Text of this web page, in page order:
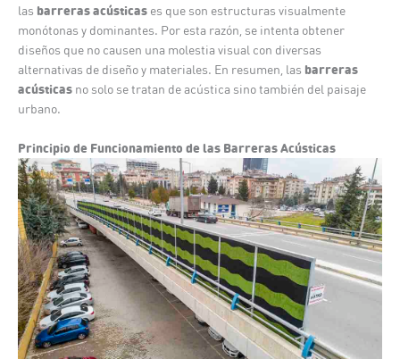
las barreras acústicas es que son estructuras visualmente
monótonas y dominantes. Por esta razón, se intenta obtener
diseños que no causen una molestia visual con diversas
alternativas de diseño y materiales. En resumen, las barreras
acústicas no solo se tratan de acústica sino también del paisaje
urbano.
Principio de Funcionamiento de las Barreras Acústicas